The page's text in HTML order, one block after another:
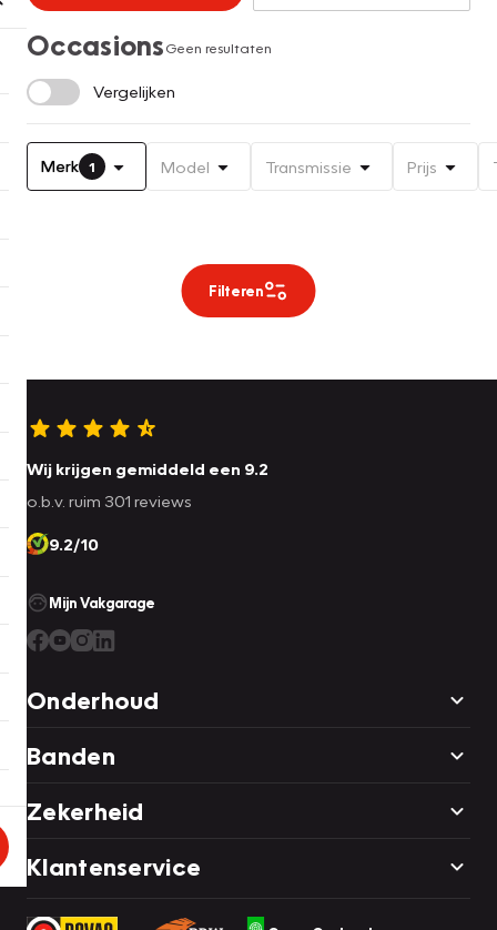
OccasionsGeen resultaten
Vergelijken
Merk 1 Model Transmissie Prijs
Filteren
Wij krijgen gemiddeld een 9.2
o.b.v. ruim 301 reviews
9.2/10
Mijn Vakgarage
Onderhoud
Banden
Zekerheid
Klantenservice